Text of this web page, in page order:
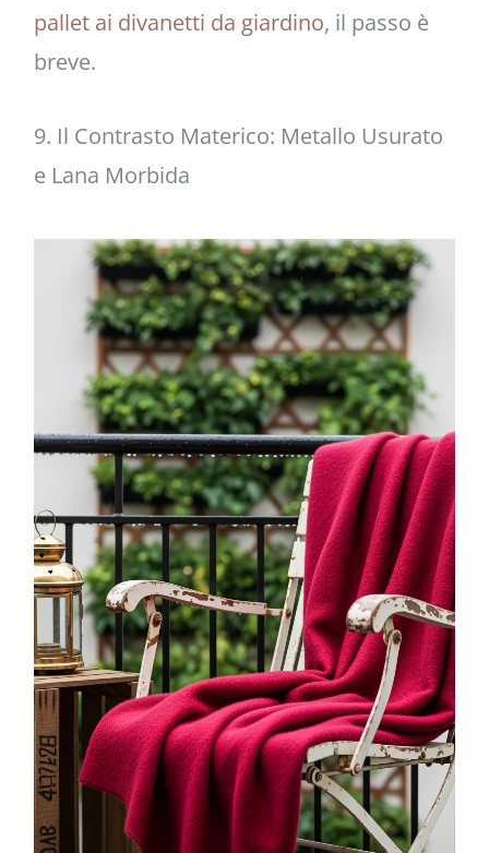
pallet ai divanetti da giardino, il passo è
breve.
9. Il Contrasto Materico: Metallo Usurato
e Lana Morbida